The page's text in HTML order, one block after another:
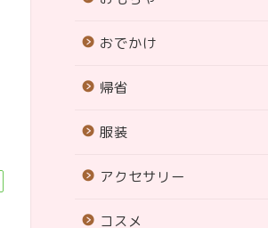
おでかけ
帰省
服装
アクセサリー
コスメ